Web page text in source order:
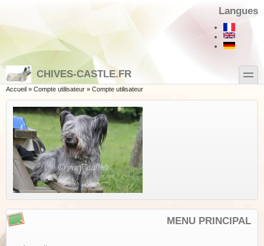
Langues
CHIVES-CASTLE.FR
toggle
Vous êtes ici
Accueil » Compte utilisateur » Compte utilisateur
MENU PRINCIPAL